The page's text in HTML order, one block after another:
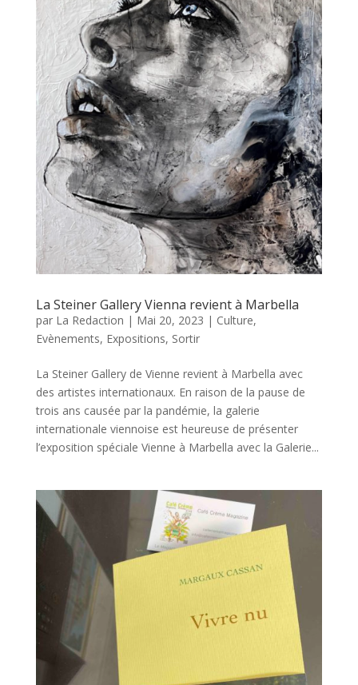
La Steiner Gallery Vienna revient à Marbella
par La Redaction | Mai 20, 2023 | Culture,
Evènements, Expositions, Sortir
La Steiner Gallery de Vienne revient à Marbella avec
des artistes internationaux. En raison de la pause de
trois ans causée par la pandémie, la galerie
internationale viennoise est heureuse de présenter
l’exposition spéciale Vienne à Marbella avec la Galerie...